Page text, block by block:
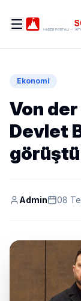
Ekonomi
Von
Devlet
görüştü
Admin 08